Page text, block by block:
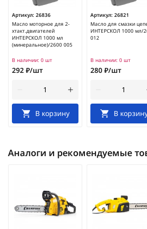
Артикул: 26836
Масло моторное для 2-
хтакт.двигателей
ИНТЕРСКОЛ 1000 мл
(минеральное)/2600 005
В наличии: 0 шт
292 ₽/шт
В корзину
Артикул: 26821
Масло для смазки
ИНТЕРСКОЛ 1000 мл/
012
В наличии: 0 шт
280 ₽/шт
В
Аналоги и рекомендуемые